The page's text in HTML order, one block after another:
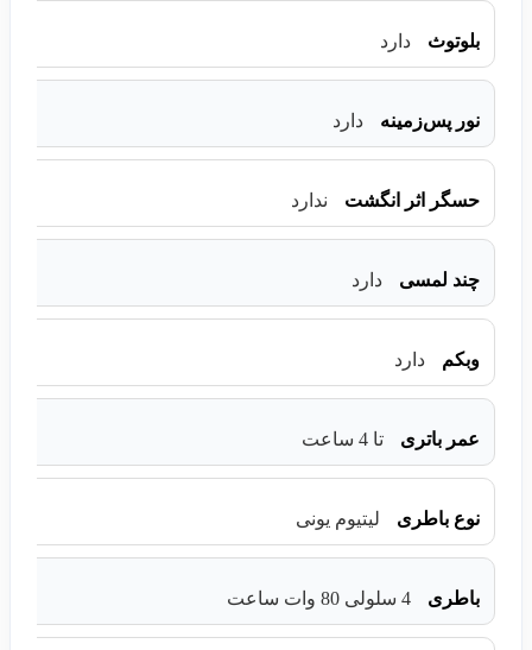
بلوتوث دارد
نور پس‌زمینه دارد
حسگر اثر انگشت ندارد
چند لمسی دارد
وبکم دارد
عمر باتری تا 4 ساعت
نوع باطری لیتیوم یونی
باطری 4 سلولی 80 وات ساعت